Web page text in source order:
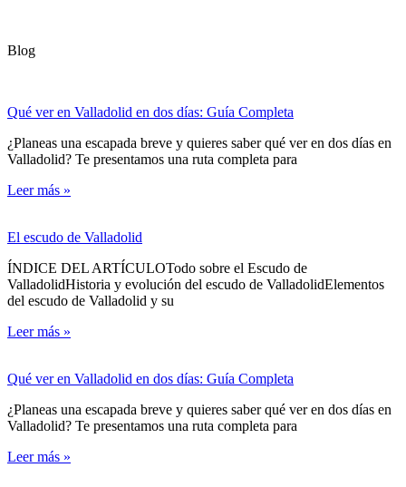
Blog
Qué ver en Valladolid en dos días: Guía Completa
¿Planeas una escapada breve y quieres saber qué ver en dos días en
Valladolid? Te presentamos una ruta completa para
Leer más »
El escudo de Valladolid
ÍNDICE DEL ARTÍCULOTodo sobre el Escudo de
ValladolidHistoria y evolución del escudo de ValladolidElementos
del escudo de Valladolid y su
Leer más »
Qué ver en Valladolid en dos días: Guía Completa
¿Planeas una escapada breve y quieres saber qué ver en dos días en
Valladolid? Te presentamos una ruta completa para
Leer más »